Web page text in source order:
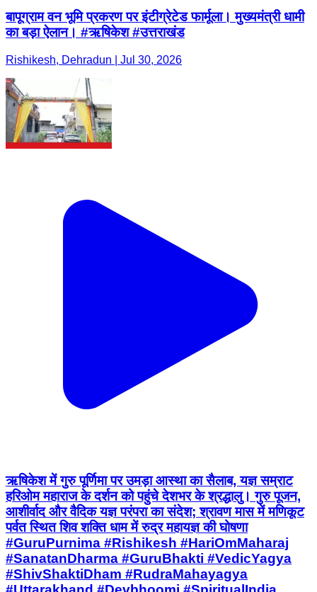
ऋषिकेश में गुरु पूर्णिमा पर उमड़ा आस्था का सैलाब, यज्ञ सम्राट
हरिओम महाराज के दर्शन को पहुंचे देशभर के श्रद्धालु। गुरु पूजन,
#SanatanDharma #GuruBhakti #VedicYagya
#ShivShaktiDham #RudraMahayagya
#Uttarakhand #Devbhoomi #SpiritualIndia
#सनातन_संस्कृति #गुरुपूर्णिमा #ऋषिकेश #हरिओम_महाराज
#यज्ञ_सम्राट #रुद्रमहायज्ञ #शिवशक्तिधाम #उत्तराखंड
#जयगुरुदेव
Rishikesh, Dehradun | Jul 29, 2026